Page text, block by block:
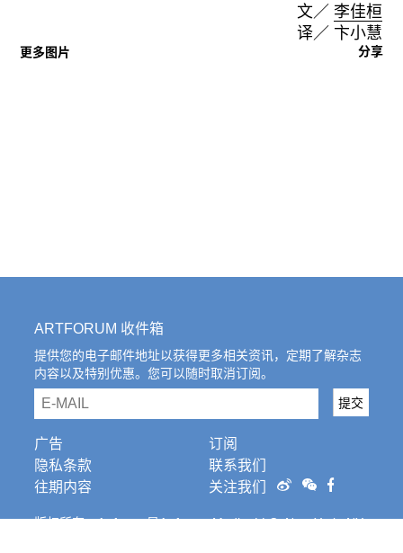
文／ 李佳桓
译／ 卞小慧
更多图片 分享
ARTFORUM 收件箱
提供您的电子邮件地址以获得更多相关资讯，定期了解杂志
内容以及特别优惠。您可以随时取消订阅。
email 提交
广告
隐私条款
往期内容
订阅
联系我们
关注我们
版权所有。Artforum是Artforum Media, LLC, New York, NY